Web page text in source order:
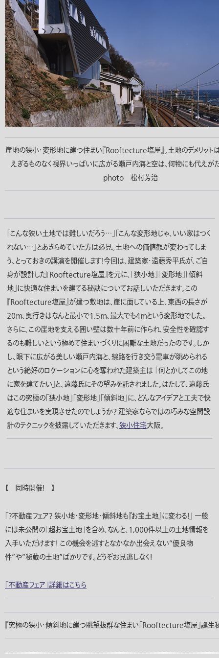
崖地の狭小・変形地に建つ住まい『Rooftecture塩屋』。土地のデメリット
えぎるものなく視界いっぱいに広がる瀬戸内海と空は、何物にも代えが
photo 松村芳治
「こんな狭い土地では難しいだろう…」「こんな変形地じゃ、いい家はつく
れない…」とあきらめていた方は必見。土地への価値観が変わってしま
う、とっておきの講演を開催します！今回は、建築家・遠藤秀平氏が、ご自
身が設計した『Rooftecture塩屋』を元に、「狭小地」「変形地」「傾斜
地」に快適な住まいを建てる秘訣についてお話しいただきます。この
『Rooftecture塩屋』が建つ敷地は、崖に面している上、東西の長さが
20ｍ、奥行きはなんと最小で1.5ｍ、最大でも4ｍという変形地でした。
さらに、この崖地を支える囲い壁は数十年前に作られ、安全性を確認す
るのも難しいという極めて住まいづくりに困難な土地だったのです。しか
し、眼下に広がる美しい瀬戸内海と、線路を行き交う電車が眺められる
という絶好のロケーションに心を奪われた建築主は 「何とかしてこの地
に家を建てたい」と、遠藤氏にその望みを託されました。はたして、遠藤氏
はこの究極の「狭小地」「変形地」「傾斜地」に、どんなアイデアと工夫で快
適な住まいを実現させたのでしょうか？ 建築家ならではの巧みな空間設
計のテクニックを披露していただきます、狭小住宅大阪。
【 同時開催！ 】
「?不動産フェア? 狭小地・変形地・傾斜地も『お宝土地』に変わる！」 一般
には未公開の「超お宝土地」を含め、なんと、1,000件以上の土地情報を
入手いただけます！ この機会を逃すとなかなか出会えない”優良物
件”や”秘蔵の土地”ばかりです。どうぞお見逃しなく！
「不動産フェア」詳細はこちら
『究極の狭小・傾斜地に建つ眺望抜群な住まい「Rooftecture塩屋」誕